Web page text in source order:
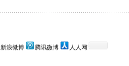
新浪微博 腾讯微博 人人网